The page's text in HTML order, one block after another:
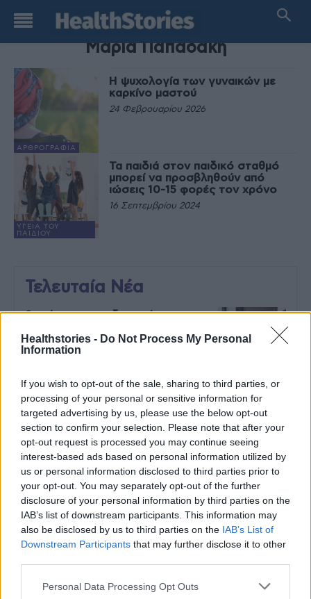
Healthstories - Do Not Process My Personal
Information
If you wish to opt-out of the sale, sharing to third parties, or
processing of your personal or sensitive information for
targeted advertising by us, please use the below opt-out
section to confirm your selection. Please note that after your
opt-out request is processed you may continue seeing
interest-based ads based on personal information utilized by
us or personal information disclosed to third parties prior to
your opt-out. You may separately opt-out of the further
disclosure of your personal information by third parties on the
IAB’s list of downstream participants. This information may
also be disclosed by us to third parties on the IAB’s List of
Downstream Participants that may further disclose it to other
Personal Data Processing Opt Outs
TAG
Μαρία Παπαδάκη
ΑΡΘΡΟΓΡΑΦΊΑ
Η ψυχολογία των γυναικών με
καρκίνο μαστού
24 Φεβρουαρίου 2026
ΥΓΕΊΑ ΤΟΥ
ΠΑΙΔΙΟΎ
Τα παιδιά στον παιδικό σταθμό
μπορεί να προσβληθούν από
ιώσεις 10-15 φορές τον χρόνο
16 Σεπτεμβρίου 2024
Τελευταία Νέα
9 πράγματα που δεν πρέπει να
27 Φεβρουαρίου 2026
Πάνω από 100 μωρά έχουν
γεννηθεί μέσω εξωσωματικής, με
την υποστήριξη της Be-Live
27 Φεβρουαρίου 2026
Μεταπροπονητική πείνα: Ο λόγος
που θέλεις να καταβροχθίσεις τα
πάντα μετά την άσκηση
27 Φεβρουαρίου 2026
Ωρίων – Σπάνια νοσήματα
συνδέονται με μνημεία που